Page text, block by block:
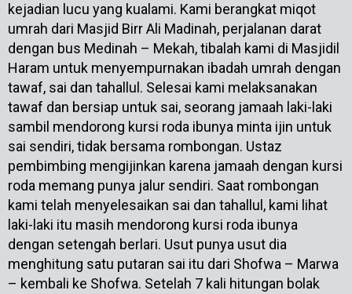
kejadian lucu yang kualami. Kami berangkat miqot
umrah dari Masjid Birr Ali Madinah, perjalanan darat
dengan bus Medinah – Mekah, tibalah kami di Masjidil
Haram untuk menyempurnakan ibadah umrah dengan
tawaf, sai dan tahallul. Selesai kami melaksanakan
tawaf dan bersiap untuk sai, seorang jamaah laki-laki
sambil mendorong kursi roda ibunya minta ijin untuk
sai sendiri, tidak bersama rombongan. Ustaz
pembimbing mengijinkan karena jamaah dengan kursi
roda memang punya jalur sendiri. Saat rombongan
kami telah menyelesaikan sai dan tahallul, kami lihat
laki-laki itu masih mendorong kursi roda ibunya
dengan setengah berlari. Usut punya usut dia
menghitung satu putaran sai itu dari Shofwa – Marwa
– kembali ke Shofwa. Setelah 7 kali hitungan bolak